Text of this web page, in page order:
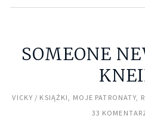
SOMEONE
VICKY KSIĄŻKI MOJE PATRONATY
33